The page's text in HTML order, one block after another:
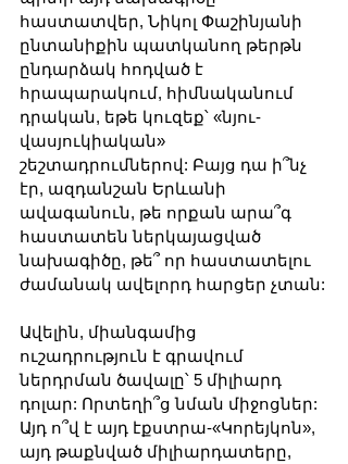
հաստատվեր, Նիկոլ Փաշինյանի
ընտանիքին պատկանող թերթն
ընդարձակ հոդված է
հրապարակում, հիմնականում
դրական, եթե կուզեք՝ «նյու-
վասյուկիական»
շեշտադրումներով: Բայց դա ի՞նչ
էր, ազդանշան Երևանի
ավագանուն, թե որքան արա՞գ
հաստատեն ներկայացված
նախագիծը, թե՞ որ հաստատելու
ժամանակ ավելորդ հարցեր չտան:
Ավելին, միանգամից
ուշադրություն է գրավում
ներդրման ծավալը՝ 5 միլիարդ
դոլար: Որտեղի՞ց նման միջոցներ:
Այդ ո՞վ է այդ էքստրա-«Կորեյկոն»,
այդ թաքնված միլիարդատերը,